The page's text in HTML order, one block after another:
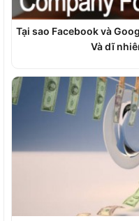
Tại sao Facebook và
Và dĩ